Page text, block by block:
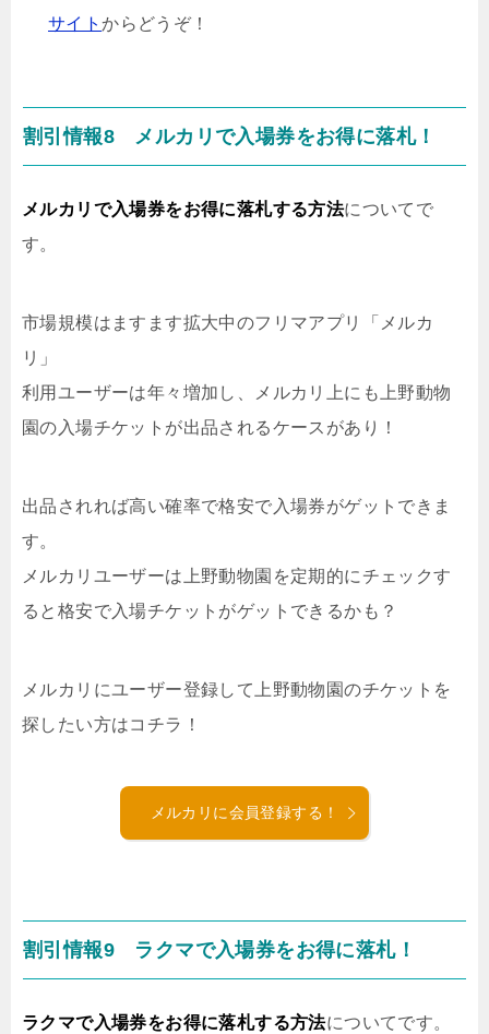
サイトからどうぞ！
割引情報8 メルカリで入場券をお得に落札！
メルカリで入場券をお得に落札する方法についてで
す。
市場規模はますます拡大中のフリマアプリ「メルカ
リ」
利用ユーザーは年々増加し、メルカリ上にも上野動物
園の入場チケットが出品されるケースがあり！
出品されれば高い確率で格安で入場券がゲットできま
す。
メルカリユーザーは上野動物園を定期的にチェックす
ると格安で入場チケットがゲットできるかも？
メルカリにユーザー登録して上野動物園のチケットを
探したい方はコチラ！
メルカリに会員登録する！
割引情報9 ラクマで入場券をお得に落札！
ラクマで入場券をお得に落札する方法についてです。